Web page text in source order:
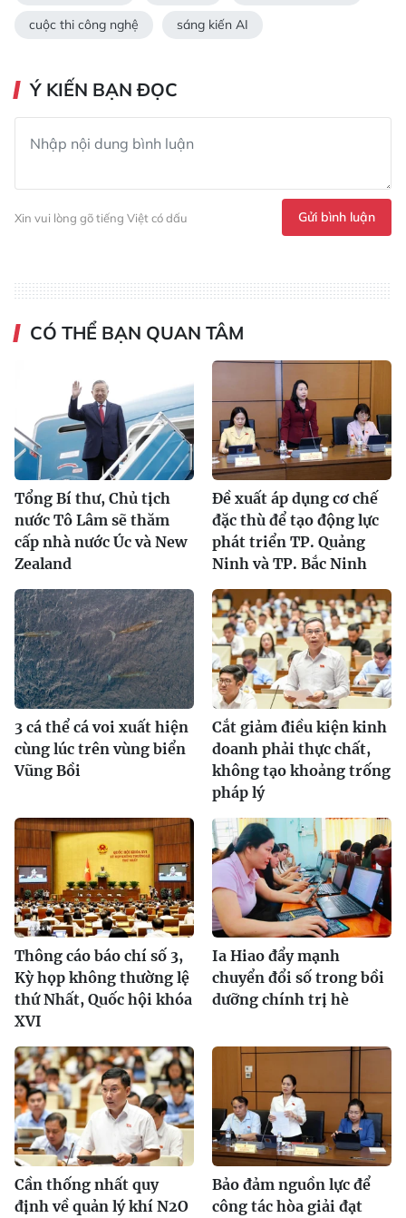
cuộc thi công nghệ sáng kiến AI
Ý KIẾN BẠN ĐỌC
Xin vui lòng gõ tiếng Việt có dấu Gửi bình luận
CÓ THỂ BẠN QUAN TÂM
Tổng Bí thư, Chủ tịch
nước Tô Lâm sẽ thăm
cấp nhà nước Úc và New
Zealand
Đề xuất áp dụng cơ chế
đặc thù để tạo động lực
phát triển TP. Quảng
Ninh và TP. Bắc Ninh
3 cá thể cá voi xuất hiện
cùng lúc trên vùng biển
Vũng Bồi
Cắt giảm điều kiện kinh
doanh phải thực chất,
không tạo khoảng trống
pháp lý
Thông cáo báo chí số 3,
Kỳ họp không thường lệ
thứ Nhất, Quốc hội khóa
XVI
Ia Hiao đẩy mạnh
chuyển đổi số trong bồi
dưỡng chính trị hè
Cần thống nhất quy
định về quản lý khí N2O
Bảo đảm nguồn lực để
công tác hòa giải đạt